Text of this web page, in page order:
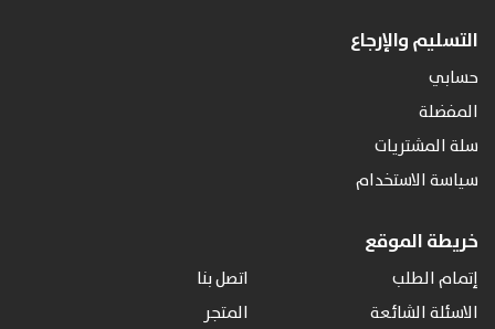
التسليم والإرجاع
حسابي
المفضلة
سلة المشتريات
سياسة الاستخدام
خريطة الموقع
إتمام الطلب
اتصل بنا
الاسئلة الشائعة
المتجر